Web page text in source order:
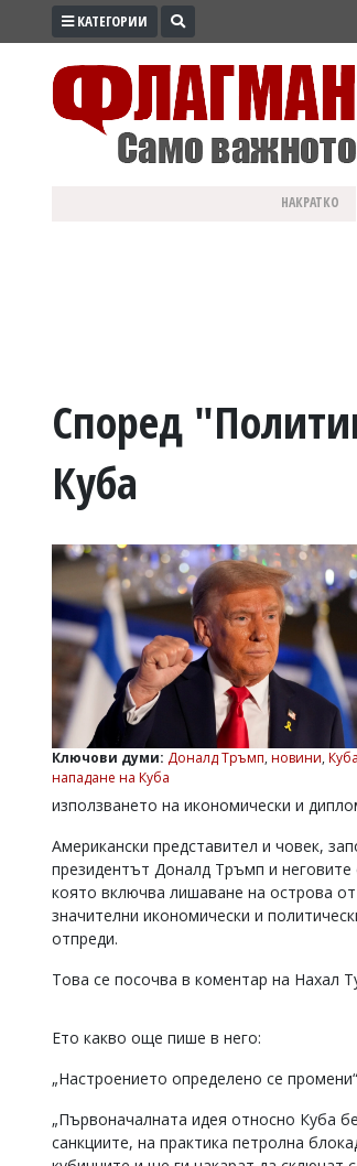
ПРОМО
ВОЙНАТА
УКРАЙНА
РАЗСЛЕДВАНЕ
БИЗНЕС
Управители:
Василев,
v.vasilev@flagman.bg
Касабова,
Главен
редактор:
office@flagman.bg
въвеждат
читателите
КАТЕГОРИИ
НАКРАТКО
Според
Куба
Ключови думи: Доналд Тръмп, новини, Куба
нападане на Куба
използването на икономически и
Американски представител и човек,
президентът Доналд Тръмп и неговите
която включва лишаване на острова
значителни икономически и
отпреди.
Това се посочва в коментар на Нахал
Ето какво още пише в него:
„Настроението определено се
„Първоначалната идея относно Куба
санкциите, на практика петролна